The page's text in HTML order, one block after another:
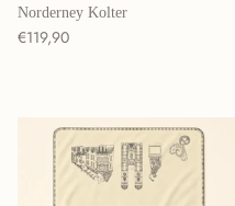
Norderney Kolter
Normaler Preis
€119,90